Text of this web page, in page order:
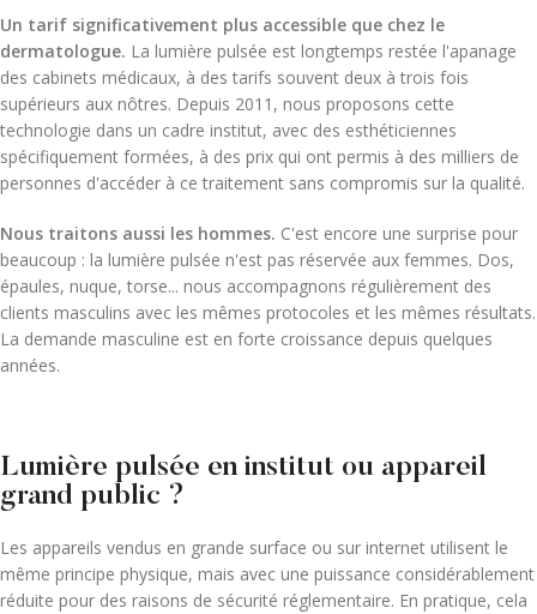
Un tarif significativement plus accessible que chez le
dermatologue. La lumière pulsée est longtemps restée l'apanage
des cabinets médicaux, à des tarifs souvent deux à trois fois
supérieurs aux nôtres. Depuis 2011, nous proposons cette
technologie dans un cadre institut, avec des esthéticiennes
spécifiquement formées, à des prix qui ont permis à des milliers de
personnes d'accéder à ce traitement sans compromis sur la qualité.
Nous traitons aussi les hommes. C'est encore une surprise pour
beaucoup : la lumière pulsée n'est pas réservée aux femmes. Dos,
épaules, nuque, torse... nous accompagnons régulièrement des
clients masculins avec les mêmes protocoles et les mêmes résultats.
La demande masculine est en forte croissance depuis quelques
années.
Lumière pulsée en institut ou appareil
grand public ?
Les appareils vendus en grande surface ou sur internet utilisent le
même principe physique, mais avec une puissance considérablement
réduite pour des raisons de sécurité réglementaire. En pratique, cela